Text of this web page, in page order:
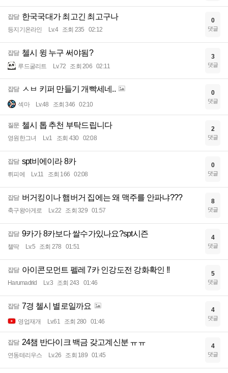
잡담 한국국대가 최고긴 최고구나
등지기온라인 Lv.4 조회 235 02:12
0
댓글
잡담 첼시 윙 누구 써야됨?
루드굴리트 Lv.72 조회 206 02:11
3
댓글
잡담 ㅅㅂ 키퍼 만들기 개빡세네..
섹마 Lv.48 조회 346 02:10
0
댓글
질문 첼시 톱 추천 부탁드립니다
영원한그녀 Lv.1 조회 430 02:08
2
댓글
잡담 spt비에이라 8카
뤼피에 Lv.11 조회 166 02:08
0
댓글
잡담 버거킹이나 햄버거 집에는 왜 맥주를 안파냐???
축구왕아게로 Lv.22 조회 329 01:57
8
댓글
잡담 9카가 8카보다 쌀수가있나요?spt시즌
챌딱 Lv.5 조회 278 01:51
4
댓글
잡담 아이콘모먼트 펠레 7카 인강도전 강화확인 !!
Harumadrid Lv.3 조회 243 01:46
5
댓글
잡담 7경 첼시 별로일까요
영업재개 Lv.61 조회 280 01:46
4
댓글
잡담 24챔 반다이크 백금 갖고계신분 ㅠㅠ
연동테리우스 Lv.26 조회 189 01:45
4
댓글